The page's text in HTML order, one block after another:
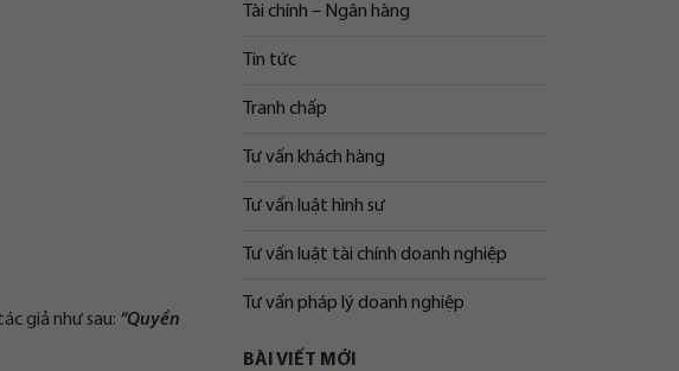
giả như sau: “Quyền
Tài chính – Ngân hàng
Tin tức
Tranh chấp
Tư vấn khách hàng
Tư vấn luật hình sự
Tư vấn luật tài chính doanh nghiệp
Tư vấn pháp lý doanh nghiệp
BÀI VIẾT MỚI